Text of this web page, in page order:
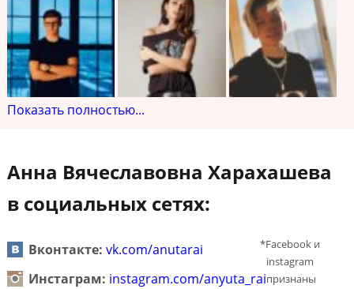
Показать полностью...
Анна Вячеславовна Харахашева
в социальных сетях:
Вконтакте: vk.com/anutarai
Инстаграм: instagram.com/anyuta_rai
*Facebook и
instagram
признаны